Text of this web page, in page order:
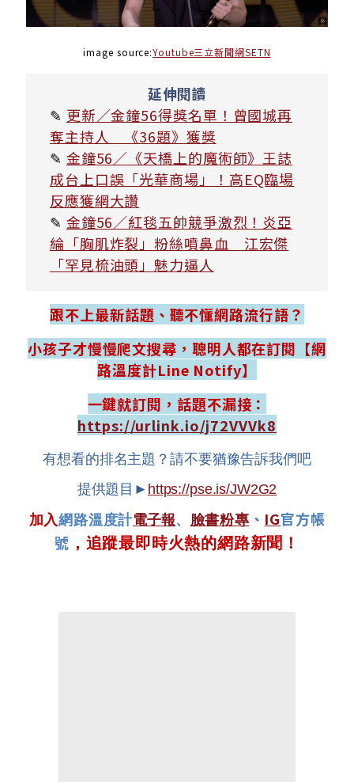
image source:Youtube三立新聞網SETN
延伸閱讀
✎ 更新／金鐘56得獎名單！曾國城再
奪主持人 《36題》獲獎
✎ 金鐘56／《天橋上的魔術師》王誌
成台上口誤「光華商場」！高EQ臨場
反應獲網大讚
✎ 金鐘56／紅毯五帥競爭激烈！炎亞
綸「胸肌炸裂」粉絲噴鼻血 江宏傑
「罕見梳油頭」魅力逼人
跟不上最新話題、聽不懂網路流行語？
小孩子才慢慢爬文搜尋，聰明人都在訂閱【網
路溫度計Line Notify】
一鍵就訂閱，話題不漏接：
https://urlink.io/j72VVVk8
有想看的排名主題？請不要猶豫告訴我們吧
提供題目► https://pse.is/JW2G2
加入網路溫度計電子報、 臉書粉專 、 IG官方帳
號 ，追蹤最即時火熱的網路新聞！